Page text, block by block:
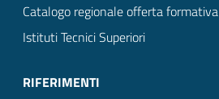
Catalogo regionale offerta formativa
Istituti Tecnici Superiori
RIFERIMENTI